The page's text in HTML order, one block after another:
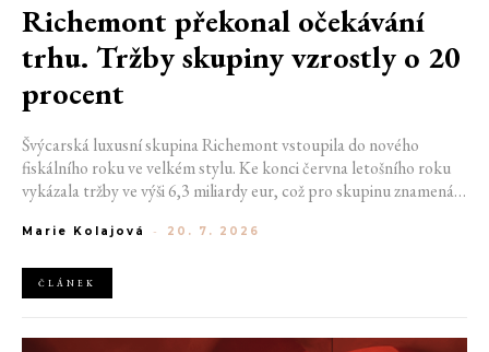
Richemont překonal očekávání
trhu. Tržby skupiny vzrostly o 20
procent
Švýcarská luxusní skupina Richemont vstoupila do nového
fiskálního roku ve velkém stylu. Ke konci června letošního roku
vykázala tržby ve výši 6,3 miliardy eur, což pro skupinu znamená
luxusním zůstává i přes přetrvávající ekonomickou nejistotu
Marie Kolajová - 20. 7. 2026
ČLÁNEK